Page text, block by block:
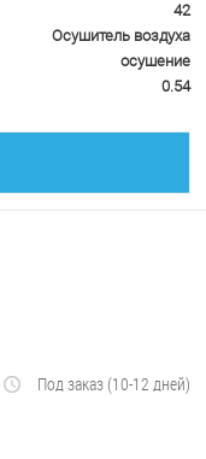
42
Осушитель воздуха
осушение
0.54
Под заказ (10-12 дней)